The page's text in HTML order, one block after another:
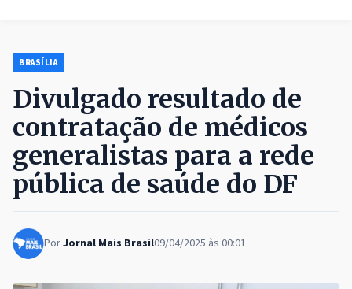
BRASÍLIA
Divulgado resultado de
contratação de médicos
generalistas para a rede
pública de saúde do DF
PorJornal Mais Brasil09/04/2025 às 00:01